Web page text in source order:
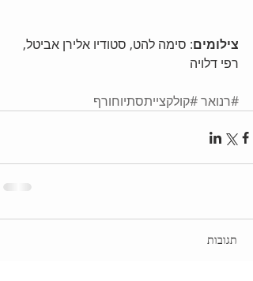
צילומים: סימה להט, סטודיו אלירן אביטל,
רפי דלויה
#רנואר#קולקצייתסתיוחורף
תגובות